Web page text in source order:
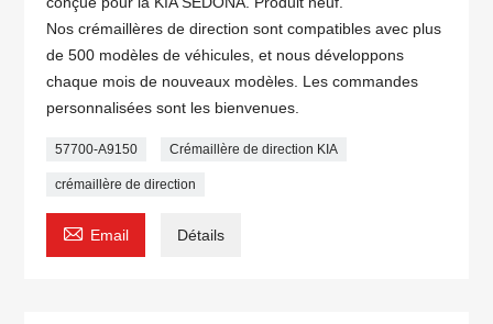
Nos crémaillères de direction sont compatibles avec plus
de 500 modèles de véhicules, et nous développons
chaque mois de nouveaux modèles. Les commandes
personnalisées sont les bienvenues.
57700-A9150 Crémaillère de direction KIA
crémaillère de direction
 Email Détails